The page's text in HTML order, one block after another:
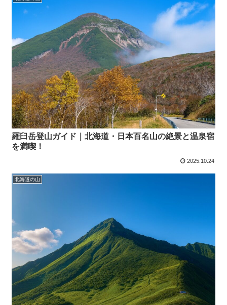
羅臼岳登山ガイド｜北海道・日本百名山の絶景と温泉宿
を満喫！
2025.10.24
北海道の山